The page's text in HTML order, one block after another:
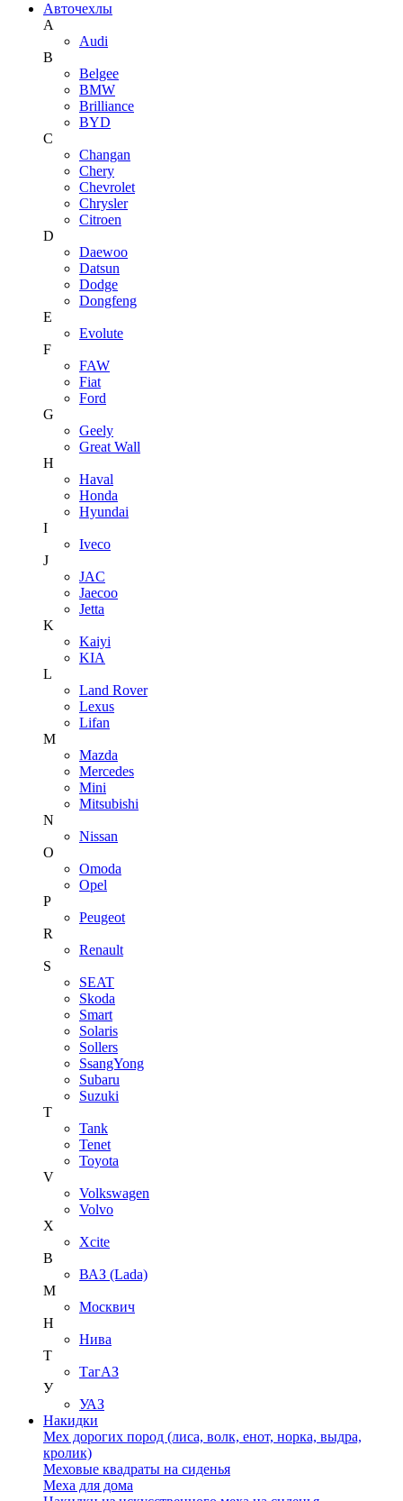
Авточехлы
A
Audi
B
Belgee
BMW
Brilliance
BYD
C
Changan
Chery
Chevrolet
Chrysler
Citroen
D
Daewoo
Datsun
Dodge
Dongfeng
E
Evolute
F
FAW
Fiat
Ford
G
Geely
Great Wall
H
Haval
Honda
Hyundai
I
Iveco
J
JAC
Jaecoo
Jetta
K
Kaiyi
KIA
L
Land Rover
Lexus
Lifan
M
Mazda
Mercedes
Mini
Mitsubishi
N
Nissan
O
Omoda
Opel
P
Peugeot
R
Renault
S
SEAT
Skoda
Smart
Solaris
Sollers
SsangYong
Subaru
Suzuki
T
Tank
Tenet
Toyota
V
Volkswagen
Volvo
X
Xcite
В
ВАЗ (Lada)
М
Москвич
Н
Нива
Т
ТагАЗ
У
УАЗ
Накидки
Мех дорогих пород (лиса, волк, енот, норка, выдра,
кролик)
Меховые квадраты на сиденья
Меха для дома